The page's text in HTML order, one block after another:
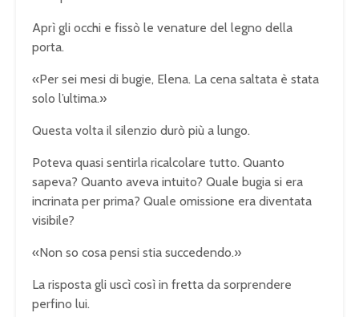
Aprì gli occhi e fissò le venature del legno della
porta.
«Per sei mesi di bugie, Elena. La cena saltata è stata
solo l’ultima.»
Questa volta il silenzio durò più a lungo.
Poteva quasi sentirla ricalcolare tutto. Quanto
sapeva? Quanto aveva intuito? Quale bugia si era
incrinata per prima? Quale omissione era diventata
visibile?
«Non so cosa pensi stia succedendo.»
La risposta gli uscì così in fretta da sorprendere
perfino lui.